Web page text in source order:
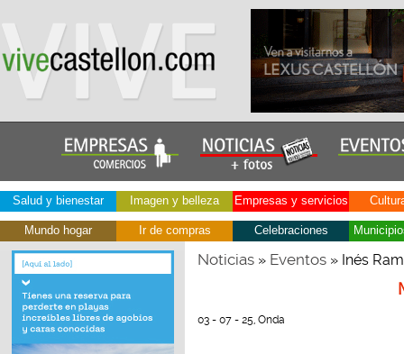
Salud y bienestar Imagen y belleza Empresas y servicios
Mundo hogar Ir de compras Celebraciones
Noticias» Eventos» Inés
03 - 07 - 25, Onda